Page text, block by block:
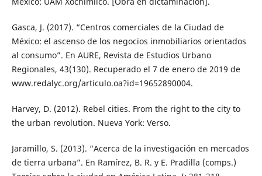
Gasca, J. (2017). “Centros comerciales de la Ciudad de
México: el ascenso de los negocios inmobiliarios orientados
al consumo”. En AURE, Revista de Estudios Urbano
Regionales, 43(130). Recuperado el 7 de enero de 2019 de
www.redalyc.org/articulo.oa?id=19652890004.
Harvey, D. (2012). Rebel cities. From the right to the city to
the urban revolution. Nueva York: Verso.
Jaramillo, S. (2013). “Acerca de la investigación en mercados
de tierra urbana”. En Ramírez, B. R. y E. Pradilla (comps.)